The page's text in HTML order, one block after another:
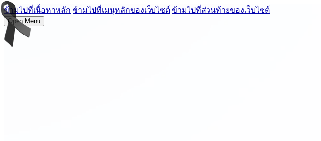
ข้ามไปที่เนื้อหาหลัก ข้ามไปที่เมนูหลักของเว็บไซต์ ข้ามไปที่ส่วนท้ายของเว็บไซต์
Open Menu